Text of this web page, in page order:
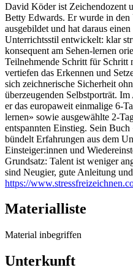
David Köder ist Zeichendozent
Betty Edwards. Er wurde in
ausgebildet und hat daraus
Unterrichtsstil entwickelt: klar
konsequent am Sehen-lernen
Teilnehmende Schritt für
vertiefen das Erkennen und
sich zeichnerische Sicherheit
überzeugenden Selbstporträt.
er das europaweit einmalige 6-
lernen» sowie ausgewählte 2-
entspannten Einstieg. Sein
bündelt Erfahrungen aus dem
Einsteiger:innen und
Grundsatz: Talent ist weniger
sind Neugier, gute Anleitung
https://
Materialliste
Material inbegriffen
Unterkunft